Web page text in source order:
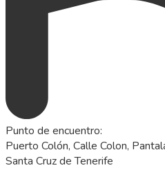
Punto de encuentro:
Puerto Colón, Calle Colon,
Santa Cruz de Tenerife